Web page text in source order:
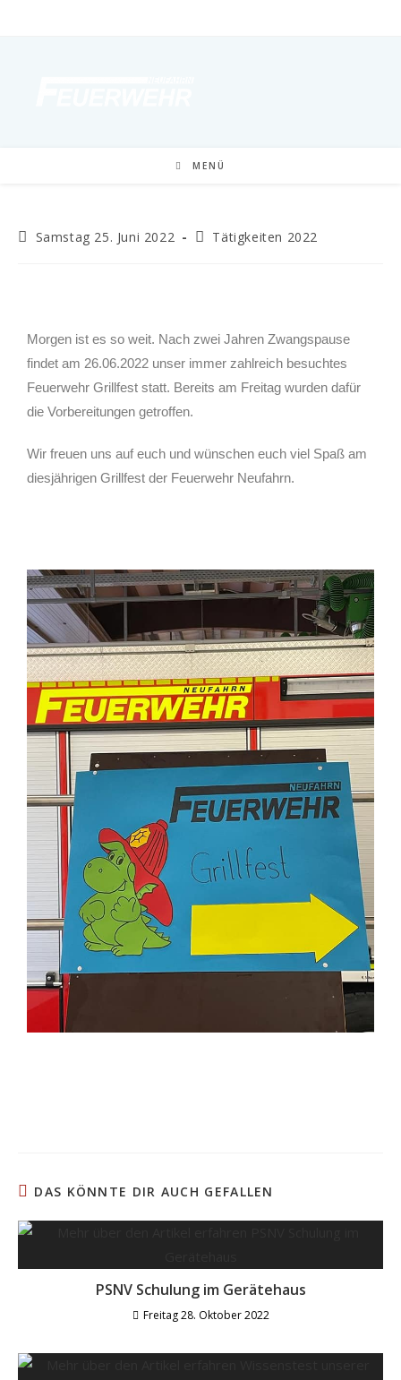
MENÜ
Samstag 25. Juni 2022 Tätigkeiten 2022
Morgen ist es so weit. Nach zwei Jahren Zwangspause
findet am 26.06.2022 unser immer zahlreich besuchtes
Feuerwehr Grillfest statt. Bereits am Freitag wurden dafür
die Vorbereitungen getroffen.
Wir freuen uns auf euch und wünschen euch viel Spaß am
diesjährigen Grillfest der Feuerwehr Neufahrn.
DAS KÖNNTE DIR AUCH GEFALLEN
PSNV Schulung im Gerätehaus
Freitag 28. Oktober 2022